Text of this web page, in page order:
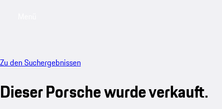
Zu den Suchergebnissen
Dieser Porsche wurde verkauft.